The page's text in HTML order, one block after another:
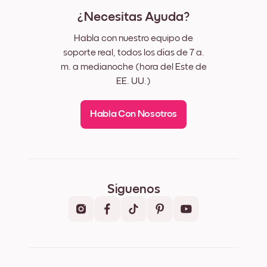
¿Necesitas Ayuda?
Habla con nuestro equipo de
soporte real, todos los días de 7 a.
m. a medianoche (hora del Este de
EE. UU.)
Habla Con Nosotros
Síguenos